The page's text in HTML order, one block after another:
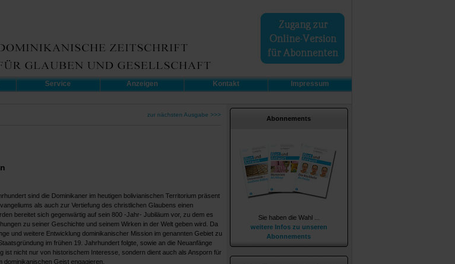
Service Anzeigen Kontakt Impressum
zur nächsten Ausgabe >>>
sind die Dominikaner im heutigen bolivianischen Territorium präsent
als auch zur Vertiefung des christlichen Glaubens einen
bereitet sich gegenwärtig auf sein 800 -Jahr- Jubiläum vor, zu dem es
zu seiner Geschichte und seinem Wirken in der Welt geben wird. Da
und weitere Entwicklung dominikanischer Mission im genannten Gebiet zu
im frühen 19. Jahrhundert folgte, sowie an die Neuanfänge
ist nicht nur von historischem Interesse, sondern dient auch als Ansporn für
dominikanischen Geist engagieren.
Abonnements
Sie haben die Wahl ...
weitere Infos zu unseren
Abonnements